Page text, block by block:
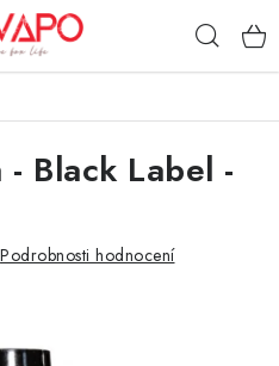
Black Label -
Podrobnosti hodnocení